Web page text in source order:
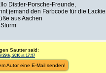
Distler-Porsche-Freunde,
jemand den Farbcode für die
aus Aachen
Sturm
Sautter said:
29th, 2016 at 17:37
Autor eine E-Mail senden!